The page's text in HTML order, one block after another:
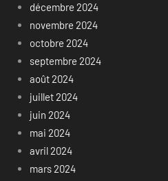
décembre 2024
novembre 2024
octobre 2024
septembre 2024
août 2024
juillet 2024
juin 2024
mai 2024
avril 2024
mars 2024